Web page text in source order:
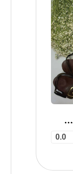
صندل طبی زنانه دو سگک مدل کمربندی
0.0